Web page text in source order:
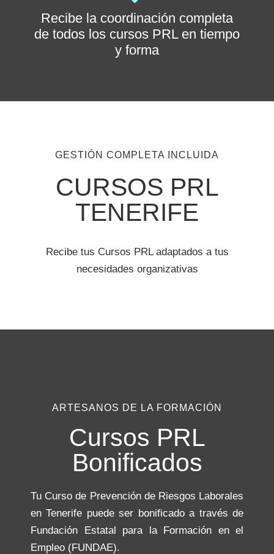
Recibe la coordinación completa
de todos los cursos PRL en tiempo
y forma
GESTIÓN COMPLETA INCLUIDA
CURSOS PRL
TENERIFE
Recibe tus Cursos PRL adaptados a tus
necesidades organizativas
ARTESANOS DE LA FORMACIÓN
Cursos PRL
Bonificados
Tu Curso de Prevención de Riesgos Laborales
en Tenerife puede ser bonificado a través de
Fundación Estatal para la Formación en el
Empleo (FUNDAE).